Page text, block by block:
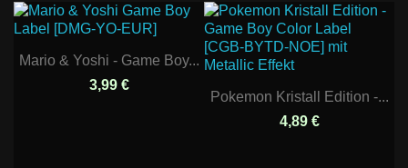
Mario & Yoshi - Game Boy...
3,99 €
Pokemon Kristall Edition -...
4,89 €